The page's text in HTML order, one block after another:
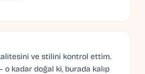
ve stilini kontrol ettim.
kadar doğal ki, burada kalıp